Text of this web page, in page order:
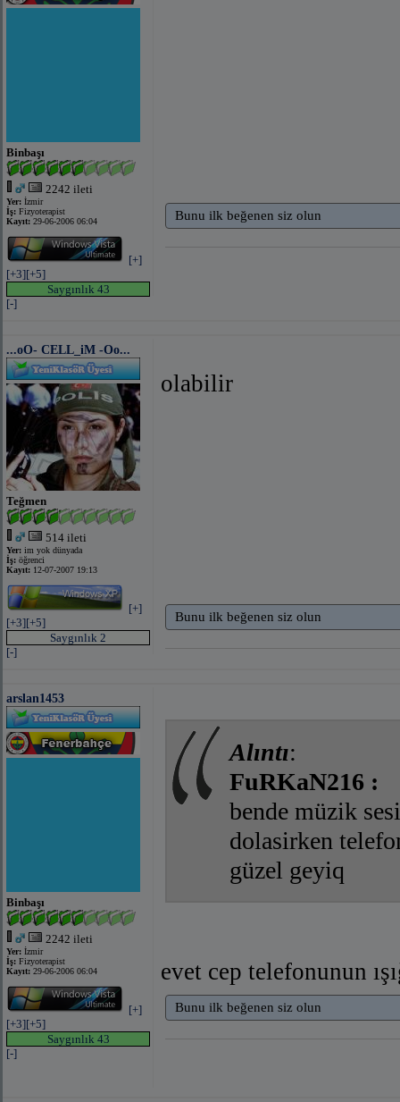
Binbaşı
2242 ileti
Yer: İzmir
İş: Fizyoterapist
Kayıt: 29-06-2006 06:04
[+]
[+3][+5]
Saygınlık 43
[-]
Bunu ilk beğenen siz olun
...oO- CELL_iM -Oo...
Teğmen
514 ileti
Yer: im yok dünyada
İş: öğrenci
Kayıt: 12-07-2007 19:13
[+]
[+3][+5]
Saygınlık 2
[-]
olabilir
Bunu ilk beğenen siz olun
arslan1453
Binbaşı
2242 ileti
Yer: İzmir
İş: Fizyoterapist
Kayıt: 29-06-2006 06:04
[+]
[+3][+5]
Saygınlık 43
[-]
Alıntı:
FuRKaN216 :
bende müzik
dolasirken
güzel geyiq
evet cep telefonunun
Bunu ilk beğenen siz olun